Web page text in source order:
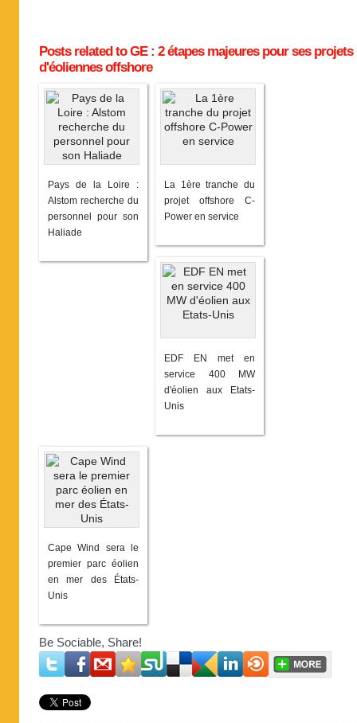
Posts related to GE : 2 étapes majeures pour ses projets
d'éoliennes offshore
Pays de la Loire :
Alstom recherche du
personnel pour son
Haliade
La 1ère tranche du
projet offshore C-
Power en service
EDF EN met en
service 400 MW
d'éolien aux Etats-
Unis
Cape Wind sera le
premier parc éolien
en mer des États-
Unis
Be Sociable, Share!